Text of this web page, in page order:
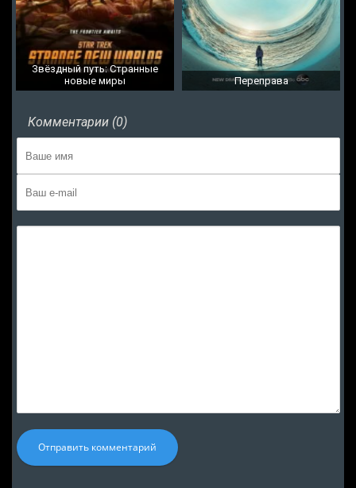
Звёздный путь: Странные
новые миры
Переправа
Комментарии (0)
Отправить комментарий